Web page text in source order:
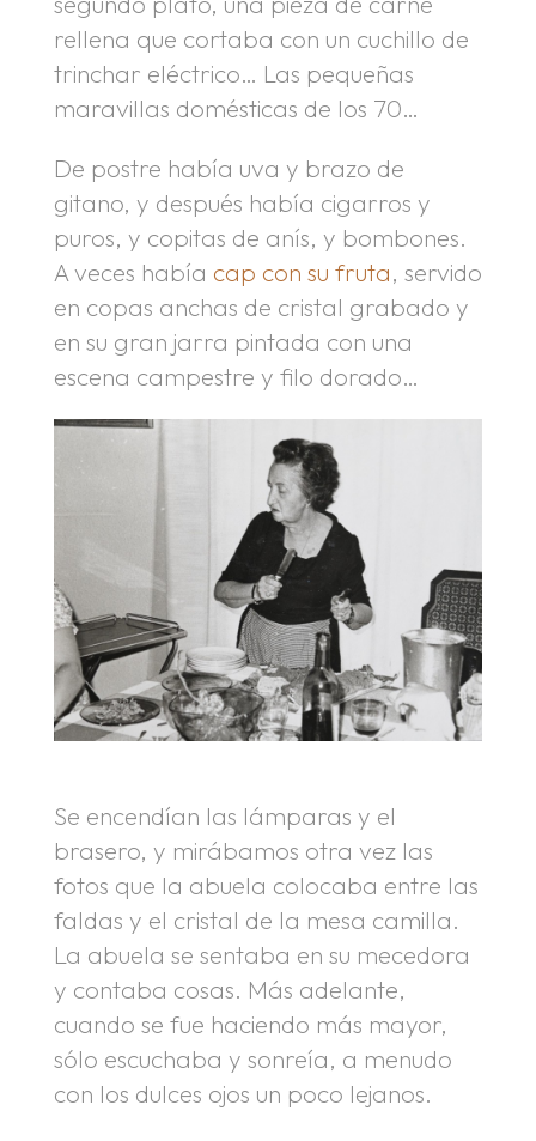
rellena que cortaba con un cuchillo de
trinchar eléctrico… Las pequeñas
maravillas domésticas de los 70…
De postre había uva y brazo de
gitano, y después había cigarros y
puros, y copitas de anís, y bombones.
A veces había cap con su fruta, servido
en copas anchas de cristal grabado y
en su gran jarra pintada con una
escena campestre y filo dorado…
Se encendían las lámparas y el
brasero, y mirábamos otra vez las
fotos que la abuela colocaba entre las
faldas y el cristal de la mesa camilla.
La abuela se sentaba en su mecedora
y contaba cosas. Más adelante,
cuando se fue haciendo más mayor,
sólo escuchaba y sonreía, a menudo
con los dulces ojos un poco lejanos.